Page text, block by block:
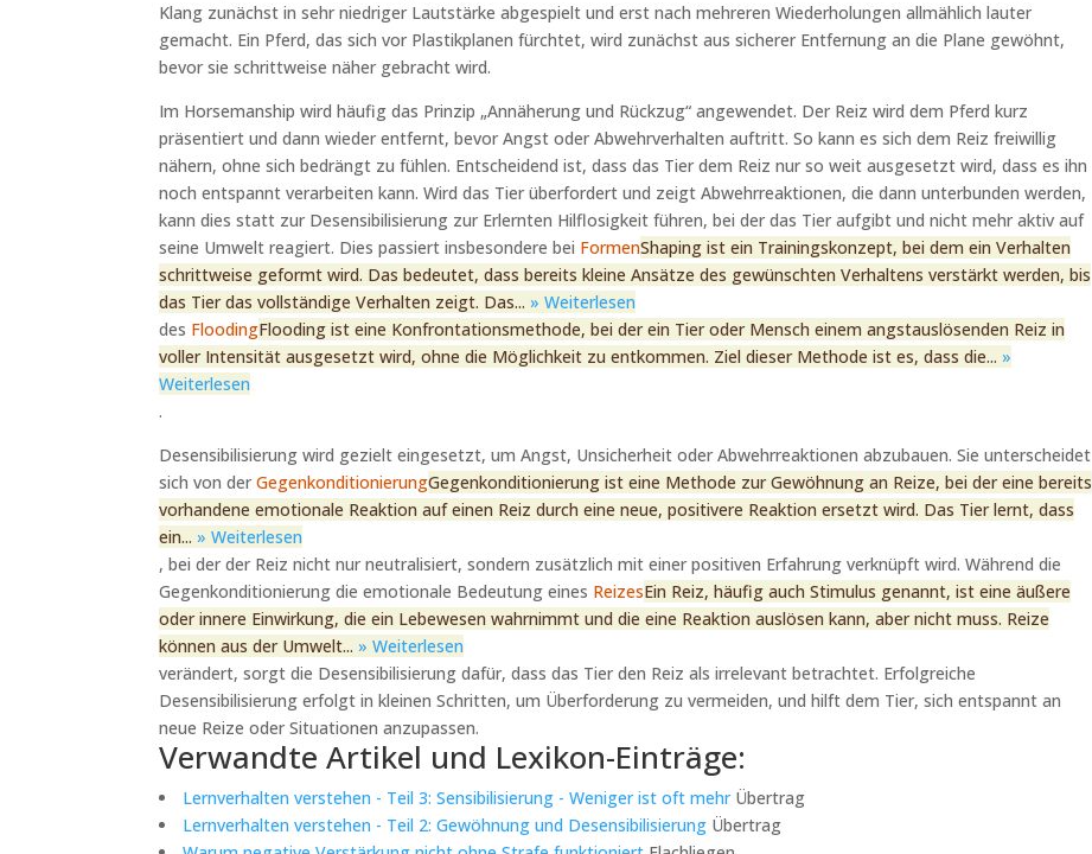
Klang zunächst in sehr niedriger Lautstärke abgespielt und erst nach mehreren Wiederholungen allmählich lauter
gemacht. Ein Pferd, das sich vor Plastikplanen fürchtet, wird zunächst aus sicherer Entfernung an die Plane gewöhnt,
bevor sie schrittweise näher gebracht wird.
Im Horsemanship wird häufig das Prinzip „Annäherung und Rückzug“ angewendet. Der Reiz wird dem Pferd kurz
präsentiert und dann wieder entfernt, bevor Angst oder Abwehrverhalten auftritt. So kann es sich dem Reiz freiwillig
nähern, ohne sich bedrängt zu fühlen. Entscheidend ist, dass das Tier dem Reiz nur so weit ausgesetzt wird, dass es ihn
noch entspannt verarbeiten kann. Wird das Tier überfordert und zeigt Abwehrreaktionen, die dann unterbunden werden,
kann dies statt zur Desensibilisierung zur Erlernten Hilflosigkeit führen, bei der das Tier aufgibt und nicht mehr aktiv auf
seine Umwelt reagiert. Dies passiert insbesondere bei FormenShaping ist ein Trainingskonzept, bei dem ein Verhalten
schrittweise geformt wird. Das bedeutet, dass bereits kleine Ansätze des gewünschten Verhaltens verstärkt werden, bis
das Tier das vollständige Verhalten zeigt. Das...» Weiterlesen
des FloodingFlooding ist eine Konfrontationsmethode, bei der ein Tier oder Mensch einem angstauslösenden Reiz in
voller Intensität ausgesetzt wird, ohne die Möglichkeit zu entkommen. Ziel dieser Methode ist es, dass die...»
Weiterlesen
.
Desensibilisierung wird gezielt eingesetzt, um Angst, Unsicherheit oder Abwehrreaktionen abzubauen. Sie unterscheidet
sich von derGegenkonditionierungGegenkonditionierung ist eine Methode zur Gewöhnung an Reize, bei der eine bereits
vorhandene emotionale Reaktion auf einen Reiz durch eine neue, positivere Reaktion ersetzt wird. Das Tier lernt, dass
ein...» Weiterlesen
, bei der der Reiz nicht nur neutralisiert, sondern zusätzlich mit einer positiven Erfahrung verknüpft wird. Während die
Gegenkonditionierung die emotionale Bedeutung eines ReizesEin Reiz, häufig auch Stimulus genannt, ist eine äußere
oder innere Einwirkung, die ein Lebewesen wahrnimmt und die eine Reaktion auslösen kann, aber nicht muss. Reize
können aus der Umwelt...» Weiterlesen
verändert, sorgt die Desensibilisierung dafür, dass das Tier den Reiz als irrelevant betrachtet. Erfolgreiche
Desensibilisierung erfolgt in kleinen Schritten, um Überforderung zu vermeiden, und hilft dem Tier, sich entspannt an
neue Reize oder Situationen anzupassen.
Verwandte Artikel und Lexikon-Einträge:
Lernverhalten verstehen - Teil 3: Sensibilisierung - Weniger ist oft mehrÜbertrag
Lernverhalten verstehen - Teil 2: Gewöhnung und Desensibilisierung Übertrag